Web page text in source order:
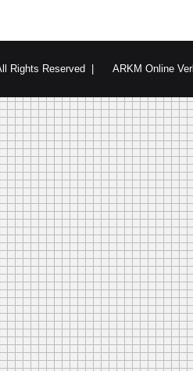
Rights Reserved | ARKM Online